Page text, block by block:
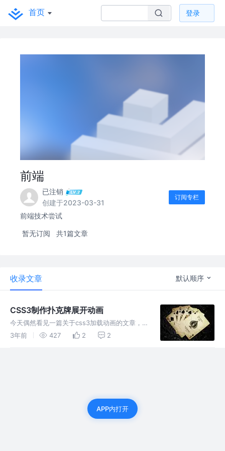
首页 登录
前端
已注销
创建于2023-03-31
订阅专栏
前端技术尝试
暂无订阅 共1篇文章
收录文章 默认顺序
CSS3制作扑克牌展开动画
今天偶然看见一篇关于css3加载动画的文章，
刚学完css3部分知识的我就迫不及待地想大练
3年前 427 2 2
APP内打开